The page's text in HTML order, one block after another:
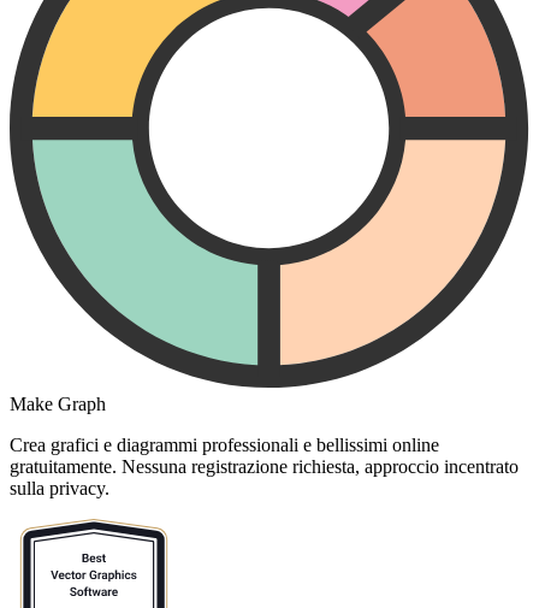
Make Graph
Crea grafici e diagrammi professionali e bellissimi online
gratuitamente. Nessuna registrazione richiesta, approccio incentrato
sulla privacy.